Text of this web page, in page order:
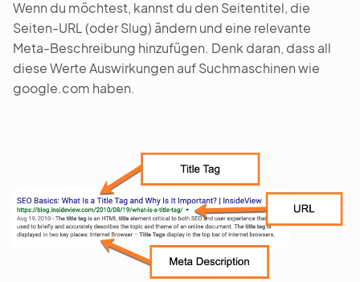
Wenn du möchtest, kannst du den Seitentitel, die
Seiten-URL (oder Slug) ändern und eine relevante
Meta-Beschreibung hinzufügen. Denk daran, dass all
diese Werte Auswirkungen auf Suchmaschinen wie
google.com haben.